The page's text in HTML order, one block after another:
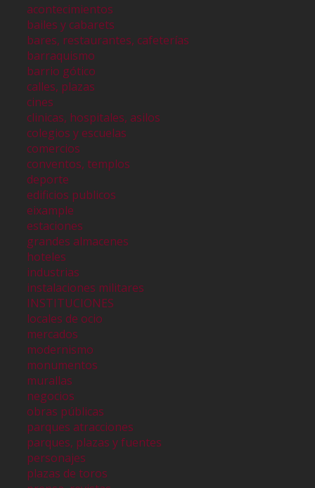
acontecimientos
bailes y cabarets
bares, restaurantes, cafeterías
barraquismo
barrio gótico
calles, plazas
cines
clinicas, hospitales, asilos
colegios y escuelas
comercios
conventos, templos
deporte
edificios publicos
eixample
estaciones
grandes almacenes
hoteles
industrias
instalaciones militares
INSTITUCIONES
locales de ocio
mercados
modernismo
monumentos
murallas
negocios
obras públicas
parques atracciones
parques, plazas y fuentes
personajes
plazas de toros